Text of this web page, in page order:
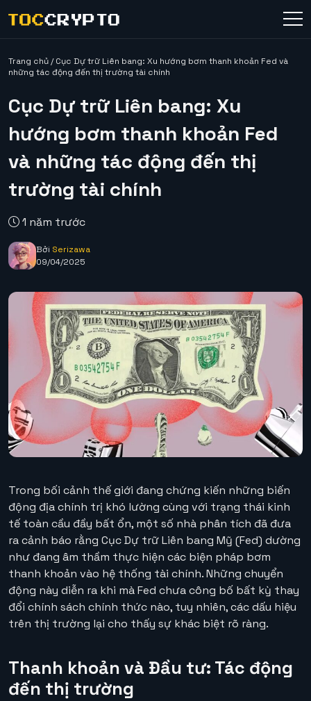
Trang chủ/Cục Dự trữ Liên bang: Xu hướng bơm thanh khoản Fed và
những tác động đến thị trường tài chính
Cục Dự trữ Liên bang: Xu
hướng bơm thanh khoản Fed
và những tác động đến thị
trường tài chính
1 năm trước
Bởi Serizawa
09/04/2025
Trong bối cảnh thế giới đang chứng kiến những biến
động địa chính trị khó lường cùng với trạng thái kinh
tế toàn cầu đầy bất ổn, một số nhà phân tích đã đưa
ra cảnh báo rằng Cục Dự trữ Liên bang Mỹ (Fed) dường
như đang âm thầm thực hiện các biện pháp bơm
thanh khoản vào hệ thống tài chính. Những chuyển
động này diễn ra khi mà Fed chưa công bố bất kỳ thay
đổi chính sách chính thức nào, tuy nhiên, các dấu hiệu
trên thị trường lại cho thấy sự khác biệt rõ ràng.
Thanh khoản và Đầu tư: Tác động
đến thị trường